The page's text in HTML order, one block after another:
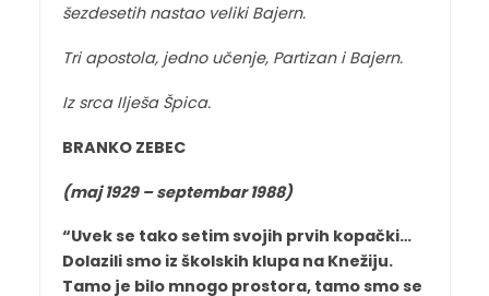
šezdesetih nastao veliki Bajern.
Tri apostola, jedno učenje, Partizan i Bajern.
Iz srca Ilješa Špica.
BRANKO ZEBEC
(maj 1929 – septembar 1988)
“Uvek se tako setim svojih prvih kopački…
Dolazili smo iz školskih klupa na Knežiju.
Tamo je bilo mnogo prostora, tamo smo se